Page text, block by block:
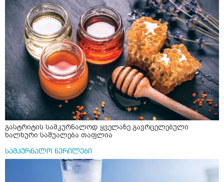
გასტრიტის სამკურნალოდ ყველაზე გავრცელებული
ხალხური საშუალება თაფლია
სამკურნალო წერილები